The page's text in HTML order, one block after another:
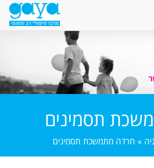
תסמינים
» חרדה מתמשכת תסמינים